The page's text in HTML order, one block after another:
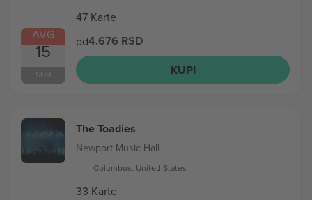
AVG
15
SUB
47 Karte
od4.676 RSD
KUPI
The Toadies
Newport Music Hall
Columbus, United States
33 Karte